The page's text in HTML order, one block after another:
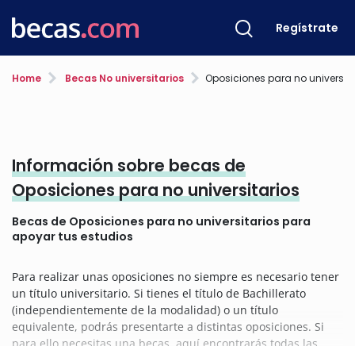
Regístrate
Home Becas No universitarios Oposiciones para no
Información sobre becas de
Oposiciones para no universitarios
Becas de Oposiciones para no universitarios para
apoyar tus estudios
Para realizar unas oposiciones no siempre es necesario tener
un título universitario. Si tienes el título de Bachillerato
(independientemente de la modalidad) o un título
equivalente, podrás presentarte a distintas oposiciones. Si